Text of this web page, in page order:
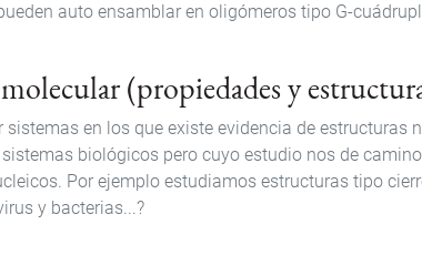
auto ensamblar en oligómeros tipo G-
(propiedades y
en los que existe evidencia de estructuras
biológicos pero cuyo estudio nos de
Por ejemplo estudiamos estructuras tipo
y bacterias...?